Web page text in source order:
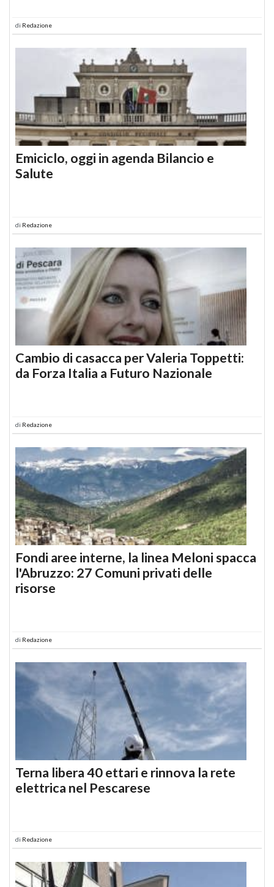
di Redazione
Emiciclo, oggi in agenda Bilancio e
Salute
di Redazione
Cambio di casacca per Valeria Toppetti:
da Forza Italia a Futuro Nazionale
di Redazione
Fondi aree interne, la linea Meloni spacca
l'Abruzzo: 27 Comuni privati delle
risorse
di Redazione
Terna libera 40 ettari e rinnova la rete
elettrica nel Pescarese
di Redazione